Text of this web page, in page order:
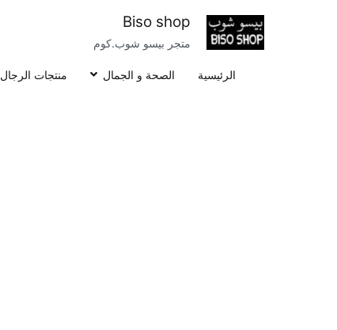
Biso shop
متجر بيسو شوب.كوم
الرئيسية الصحة و الجمال منتجات الرجال